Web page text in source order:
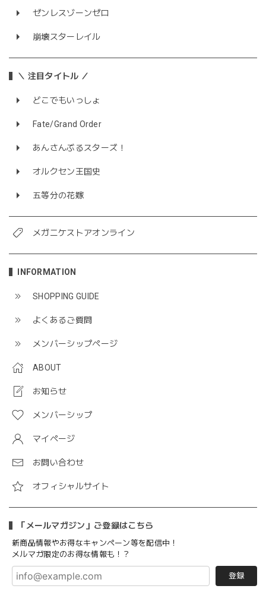
ゼンレスゾーンゼロ
崩壊スターレイル
＼ 注目タイトル ／
どこでもいっしょ
Fate/Grand Order
あんさんぶるスターズ！
オルクセン王国史
五等分の花嫁
メガニケストアオンライン
INFORMATION
SHOPPING GUIDE
よくあるご質問
メンバーシップページ
ABOUT
お知らせ
メンバーシップ
マイページ
お問い合わせ
オフィシャルサイト
「メールマガジン」ご登録はこちら
新商品情報やお得なキャンペーン等を配信中！
メルマガ限定のお得な情報も！？
登録